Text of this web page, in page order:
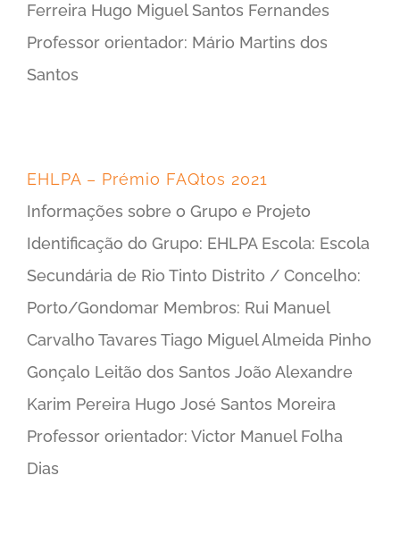
Ferreira Hugo Miguel Santos Fernandes
Professor orientador: Mário Martins dos
Santos
EHLPA – Prémio FAQtos 2021
Informações sobre o Grupo e Projeto
Identificação do Grupo: EHLPA Escola: Escola
Secundária de Rio Tinto Distrito / Concelho:
Porto/Gondomar Membros: Rui Manuel
Carvalho Tavares Tiago Miguel Almeida Pinho
Gonçalo Leitão dos Santos João Alexandre
Karim Pereira Hugo José Santos Moreira
Professor orientador: Victor Manuel Folha
Dias